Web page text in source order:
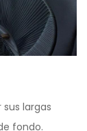
largas
fondo.